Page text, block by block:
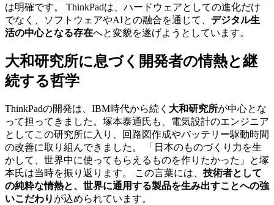
は明確です。 ThinkPadは、ハードウェアとしての進化だけ
でなく、ソフトウェアやAIとの融合を通じて、 デジタル生
活の中心となる存在へと変貌を遂げようとしています。
大和研究所に息づく開発者の情熱と継
続する哲学
ThinkPadの開発は、IBM時代から続く 大和研究所が中心とな
って担ってきました。塚本泰通氏も、電気設計のエンジニア
としてこの研究所に入り、回路図作成やバッテリー駆動時間
の改善に取り組んできました。 「日本のものづくり力を生
かして、世界中に使ってもらえるものを作りたかった」と塚
本氏は当時を振り返ります。 この言葉には、 技術者として
の純粋な情熱と、世界に通用する製品を生み出すことへの強
いこだわり が込められています。